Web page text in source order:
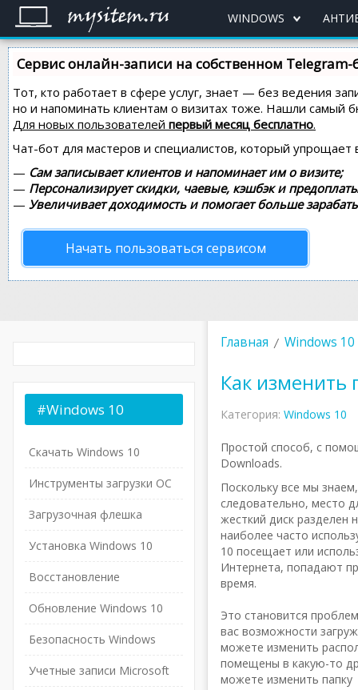
WINDOWS
Сервис онлайн-записи на собственном Telegram-
Тот, кто работает в сфере услуг, знает — без ведения
но и напоминать клиентам о визитах тоже. Нашли самый
Для новых пользователей первый месяц бесплатно.
Чат-бот для мастеров и специалистов, который упрощает
— Сам записывает клиентов и напоминает им о визите;
— Персонализирует скидки, чаевые, кэшбэк и
— Увеличивает доходимость и помогает больше
Начать пользоваться сервисом
Главная Windows 10
Как изменить
Категория: Windows 10
Простой способ, с
Downloads.
Поскольку все мы
следовательно, место
жесткий диск разделен
наиболее часто
10 посещает или
Интернета, попадают
время.
Это становится
вас возможности
можете изменить
помещены в какую-то
можете изменить папку
#Windows 10
Скачать Windows 10
Инструменты загрузки ОС
Загрузочная флешка
Установка Windows 10
Восстановление
Обновление Windows 10
Безопасность Windows
Учетные записи Microsoft